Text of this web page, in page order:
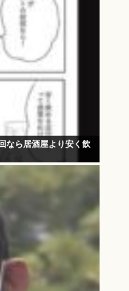
なら居酒屋より安く飲